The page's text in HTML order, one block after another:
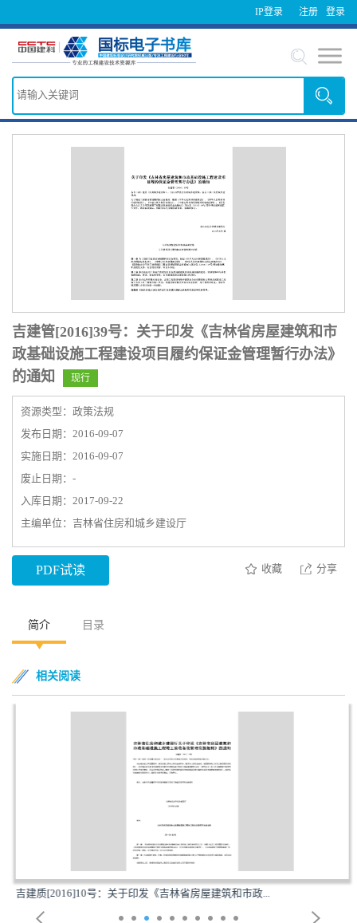
IP登录 登录
注册
吉建管[2016]39号：关于印发《吉林省房屋建筑和市
政基础设施工程建设项目履约保证金管理暂行办法》
的通知
现行
资源类型：政策法规
发布日期：2016-09-07
实施日期：2016-09-07
废止日期：-
入库日期：2017-09-22
主编单位：吉林省住房和城乡建设厅
PDF试读 收藏 分享
简介 目录
相关阅读
吉建质[2016]10号：关于印发《吉林省房屋建筑和市政...